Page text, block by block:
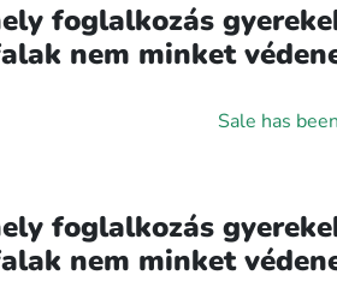
foglalkozás
nem minket
Sale has
foglalkozás
nem minket